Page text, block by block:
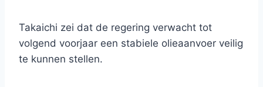
Takaichi zei dat de regering verwacht tot
volgend voorjaar een stabiele olieaanvoer veilig
te kunnen stellen.